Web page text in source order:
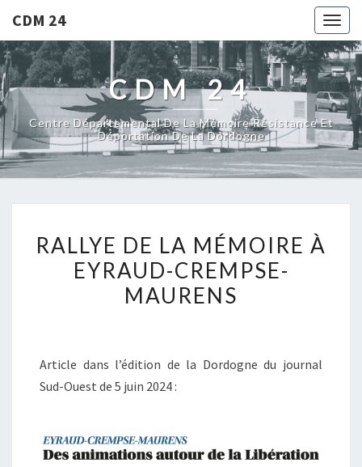
CDM 24
CDM 24
Centre Départemental De La Mémoire Résistance Et
Déportation De La Dordogne
RALLYE DE LA MÉMOIRE À
EYRAUD-CREMPSE-
MAURENS
Article dans l’édition de la Dordogne du journal
Sud-Ouest de 5 juin 2024 :